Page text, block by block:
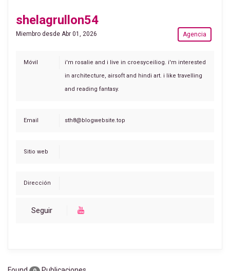
shelagrullon54
Miembro desde Abr 01, 2026 Agencia
Móvil
i'm rosalie and i live in croesyceiliog. i'm interested
in architecture, airsoft and hindi art. i like travelling
and reading fantasy.
Email sth8@blogwebsite.top
Sitio web
Dirección
Seguir